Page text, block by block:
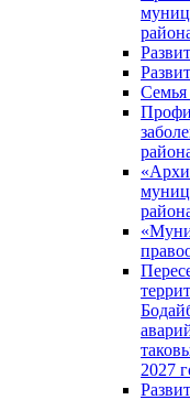
Семья
2027